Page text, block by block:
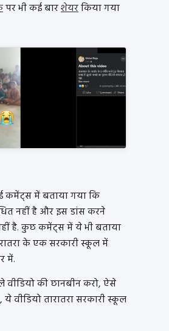
पर भी कई बारशेयरकिया गया
कमेंट्स में बताया गया कि
नहीं है और इस डांस करने
है. कुछ कमेंट्स में ये भी बताया
के एक सरकारी स्कूल में
में.
की छानबीन करो, ऐसे
ये वीडियो तारातरा सरकारी स्कूल